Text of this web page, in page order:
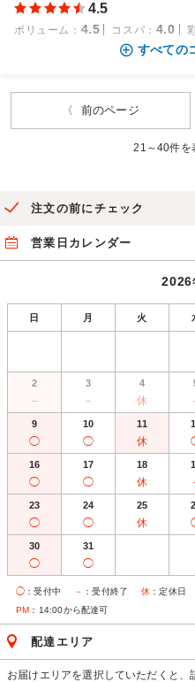
4.5
ボリューム ： 4.5 コスパ ： 4.0
すべての
〈 前のページ
21～40件を
注文の前にチェック
営業日カレンダー
2026
日 月 火
2
－
3
－
4
休
9
◯
10
◯
11
休
16
◯
17
◯
18
休
23
◯
24
◯
25
休
30
◯
31
◯
◯ ：受付中 － ：受付終了 休 ：定休日
PM ：14:00から配達可
配達エリア
お届けエリアを選択していただくと、